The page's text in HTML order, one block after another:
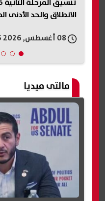
الانطلاق والحد الأدنى
مالتى ميديا